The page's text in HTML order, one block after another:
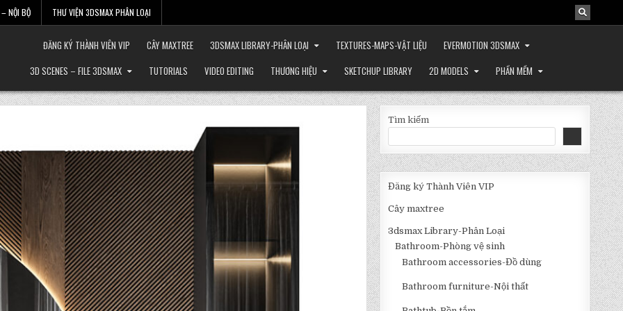
NỘI BỘ THƯ VIỆN 3DSMAX PHÂN LOẠI
ĐĂNG KÝ THÀNH VIÊN VIP CÂY MAXTREE 3DSMAX LIBRARY-PHÂN LOẠI TEXTURES-MAPS-VẬT LIỆU
EVERMOTION 3DSMAX
3D SCENES – FILE 3DSMAX
TUTORIALS VIDEO EDITING THƯƠNG HIỆU SKETCHUP LIBRARY 2D MODELS PHẦN MỀM
Tìm kiếm
Đăng ký Thành Viên VIP
Cây maxtree
3dsmax Library-Phân Loại
Bathroom-Phòng vệ sinh
Bathroom accessories-Đồ dùng
Bathroom furniture-Nội thất